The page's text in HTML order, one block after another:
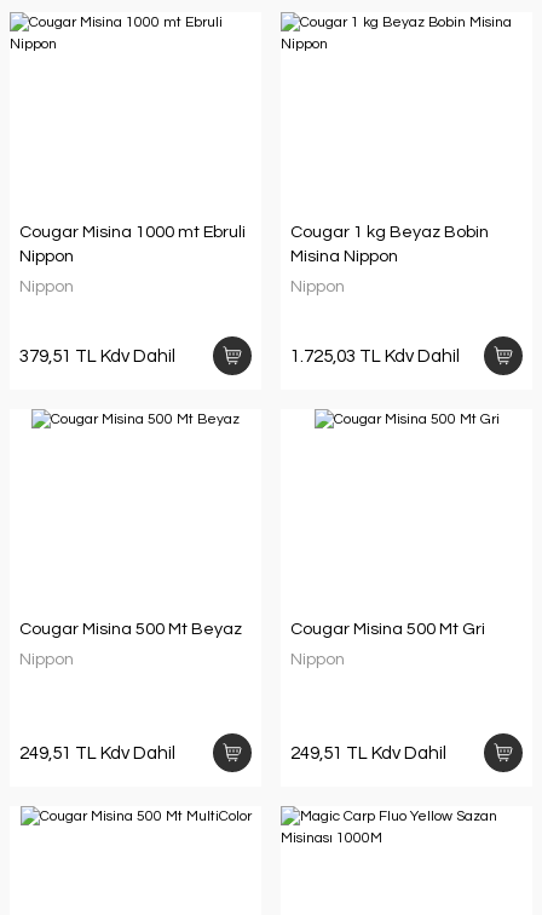
Cougar Misina 1000 mt Ebruli
Nippon
Nippon
379,51 TL Kdv Dahil
Cougar 1 kg Beyaz Bobin
Misina Nippon
Nippon
1.725,03 TL Kdv Dahil
Cougar Misina 500 Mt Beyaz
Nippon
249,51 TL Kdv Dahil
Cougar Misina 500 Mt Gri
Nippon
249,51 TL Kdv Dahil